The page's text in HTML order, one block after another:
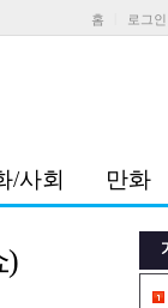
홈 로그인
/사회 만화
)